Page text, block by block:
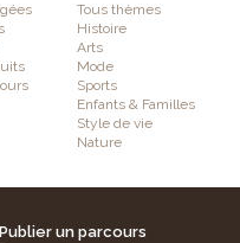
Tous thèmes
Histoire
Arts
Mode
Sports
Enfants & Familles
Style de vie
Nature
Publier un parcours